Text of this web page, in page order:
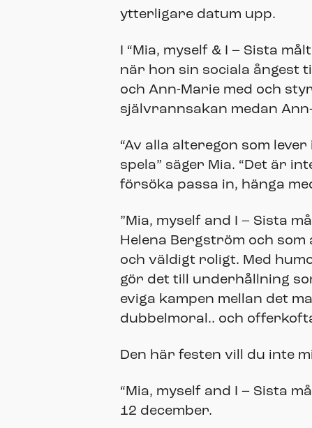
ytterligare datum upp.
I “Mia, myself & I – Sista
när hon sin sociala ångest
och Ann-Marie med och
självrannsakan medan
“Av alla alteregon som
spela” säger Mia. “Det är
försöka passa in, hänga
”Mia, myself and I – Sista
Helena Bergström och
och väldigt roligt. Med
gör det till underhållning
eviga kampen mellan det
dubbelmoral.. och
Den här festen vill du inte
“Mia, myself and I – Sista
12 december.